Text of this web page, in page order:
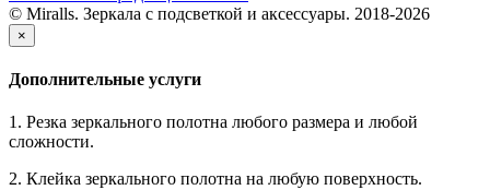
© Miralls. Зеркала с подсветкой и аксессуары. 2018-2026
×
Дополнительные услуги
1. Резка зеркального полотна любого размера и любой
сложности.
2. Клейка зеркального полотна на любую поверхность.